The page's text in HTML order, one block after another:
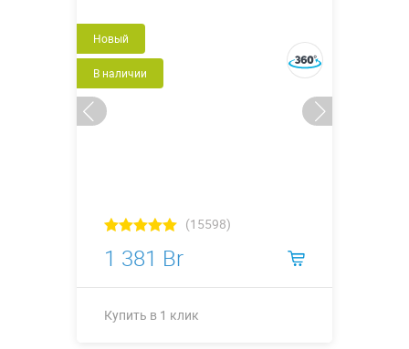
Купить в 1 клик
Новый
В наличии
(15598)
1 381 Br
Купить в 1 клик